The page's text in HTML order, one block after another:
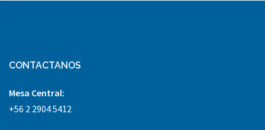
CONTACTANOS
Mesa Central:
+56 2 2904 5412